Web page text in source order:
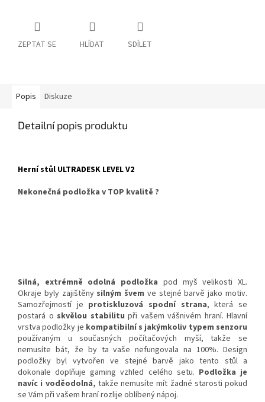
ZEPTAT SE HLÍDAT SDÍLET
Popis Diskuze
Detailní popis produktu
Herní stůl ULTRADESK LEVEL V2
Nekonečná podložka v TOP kvalitě ?
Silná, extrémně odolná podložka pod myš velikosti XL.
Okraje byly zajištěny silným švem ve stejné barvě jako motiv.
Samozřejmostí je protiskluzová spodní strana, která se
postará o skvělou stabilitu při vašem vášnivém hraní. Hlavní
vrstva podložky je kompatibilní s jakýmkoliv typem senzoru
používaným u současných počítačových myší, takže se
nemusíte bát, že by ta vaše nefungovala na 100%. Design
podložky byl vytvořen ve stejné barvě jako tento stůl a
dokonale doplňuje gaming vzhled celého setu. Podložka je
navíc i voděodolná, takže nemusíte mít žadné starosti pokud
se Vám při vašem hraní rozlije oblíbený nápoj.